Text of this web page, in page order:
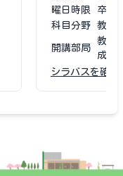
曜日時限
卒研
科目分野
教育
開講部局
教育
成課
シラバスを確認